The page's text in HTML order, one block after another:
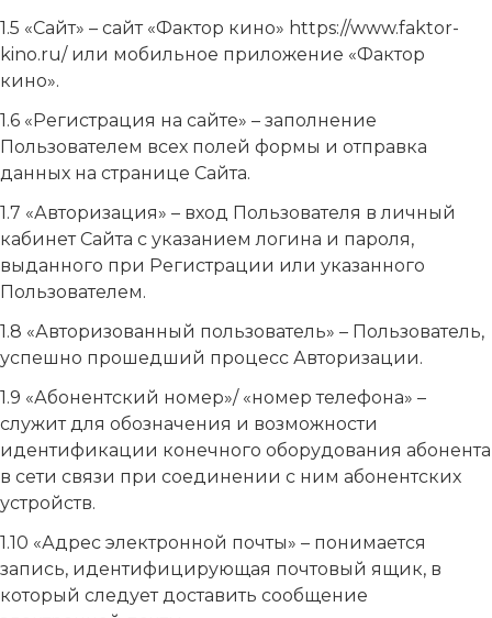
1.5 «Сайт» – сайт «Фактор кино» https://www.faktor-
kino.ru/ или мобильное приложение «Фактор
кино».
1.6 «Регистрация на сайте» – заполнение
Пользователем всех полей формы и отправка
данных на странице Сайта.
1.7 «Авторизация» – вход Пользователя в личный
кабинет Сайта с указанием логина и пароля,
выданного при Регистрации или указанного
Пользователем.
1.8 «Авторизованный пользователь» – Пользователь,
успешно прошедший процесс Авторизации.
1.9 «Абонентский номер»/ «номер телефона» –
служит для обозначения и возможности
идентификации конечного оборудования абонента
в сети связи при соединении с ним абонентских
устройств.
1.10 «Адрес электронной почты» – понимается
запись, идентифицирующая почтовый ящик, в
который следует доставить сообщение